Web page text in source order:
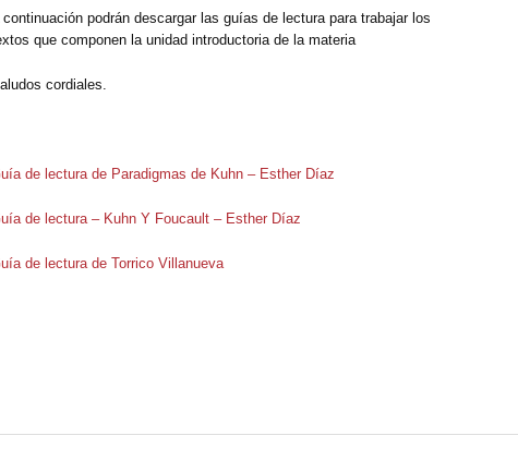
continuación podrán descargar las guías de lectura para trabajar los
que componen la unidad introductoria de la materia
cordiales.
de lectura de Paradigmas de Kuhn – Esther Díaz
de lectura – Kuhn Y Foucault – Esther Díaz
de lectura de Torrico Villanueva